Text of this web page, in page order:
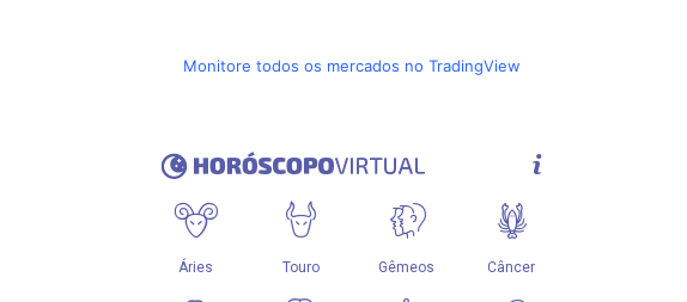
Monitore todos os mercados no TradingView